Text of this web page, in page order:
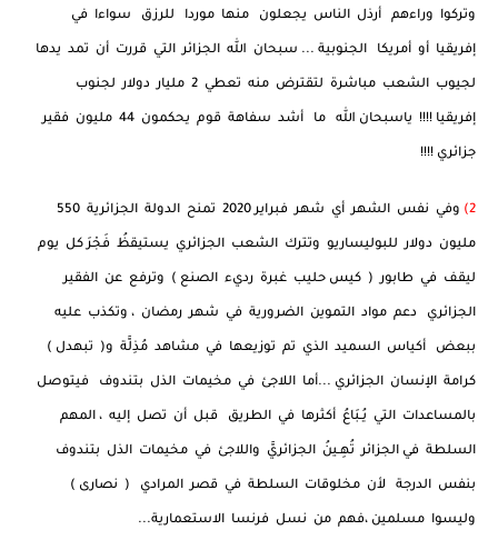
وتركوا وراءهم أرذل الناس يجعلون منها موردا للرزق سواءا في
إفريقيا أو أمريكا الجنوبية ... سبحان الله الجزائر التي قررت أن تمد يدها
لجيوب الشعب مباشرة لتقترض منه تعطي 2 مليار دولار لجنوب
إفريقيا !!!! ياسبحان الله ما أشد سفاهة قوم يحكمون 44 مليون فقير
جزائري !!!!
2)
مليون دولار للبوليساريو وتترك الشعب الجزائري يستيقظُ فَجْرَ كل يوم
ليقف في طابور ( كيس حليب غبرة رديء الصنع ) وترفع عن الفقير
الجزائري دعم مواد التموين الضرورية في شهر رمضان ، وتكذب عليه
ببعض أكياس السميد الذي تم توزيعها في مشاهد مُذِلَّة و( تبهدل )
كرامة الإنسان الجزائري ...أما اللاجئ في مخيمات الذل بتندوف فيتوصل
بالمساعدات التي يُـبَاعُ أكثرها في الطريق قبل أن تصل إليه ، المهم
السلطة في الجزائر تُهِـينُ الجزائريَّ واللاجئ في مخيمات الذل بتندوف
بنفس الدرجة لأن مخلوقات السلطة في قصر المرادي ( نصارى )
وليسوا مسلمين ،فهم من نسل فرنسا الاستعمارية...